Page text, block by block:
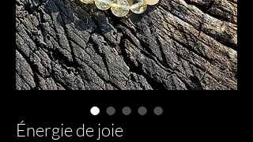
Énergie de joie